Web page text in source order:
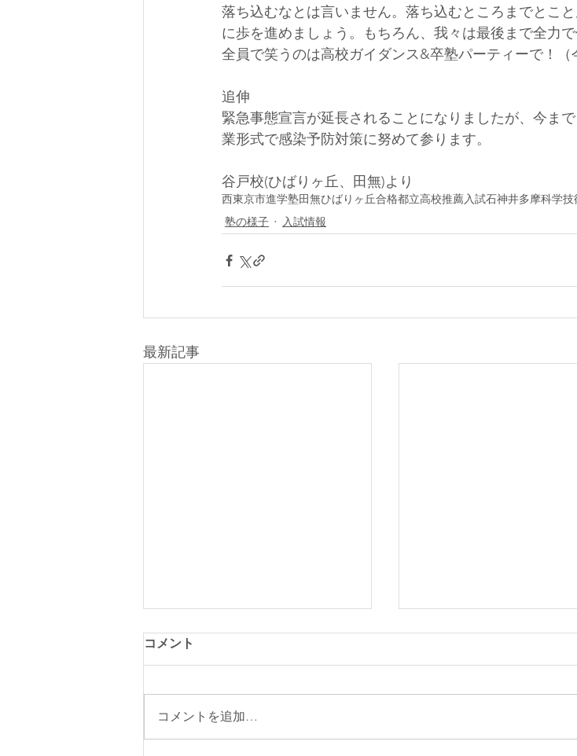
落ち込むなとは言いません。落ち込むところまでとこ
に歩を進めましょう。もちろん、我々は最後まで全力
全員で笑うのは高校ガイダンス&卒塾パーティーで！
追伸
緊急事態宣言が延長されることになりましたが、今ま
業形式で感染予防対策に努めて参ります。
谷戸校(ひばりヶ丘、田無)より
西東京市進学塾田無ひばりヶ丘合格都立高校推薦入試石神井多摩科学技
塾の様子
入試情報
最新記事
コメント
コメントを追加…